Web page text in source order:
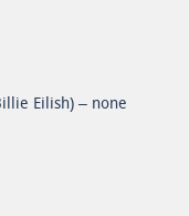
Eilish) – none